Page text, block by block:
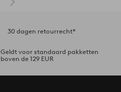
30 dagen retourrecht*
Geldt voor standaard pakketten
boven de 129 EUR